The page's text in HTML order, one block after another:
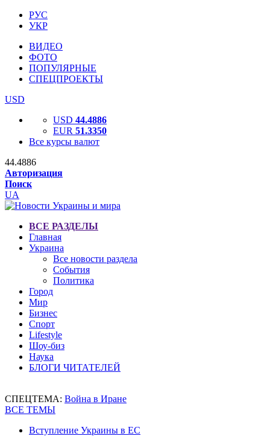
РУС
УКР
ВИДЕО
ФОТО
ПОПУЛЯРНЫЕ
СПЕЦПРОЕКТЫ
USD
USD 44.4886
EUR 51.3350
Все курсы валют
44.4886
Авторизация
Поиск
UA
ВСЕ РАЗДЕЛЫ
Главная
Украина
Все новости раздела
События
Политика
Город
Мир
Бизнес
Спорт
Lifestyle
Шоу-биз
Наука
БЛОГИ ЧИТАТЕЛЕЙ
СПЕЦТЕМА: Война в Иране
ВСЕ ТЕМЫ
Вступление Украины в ЕС